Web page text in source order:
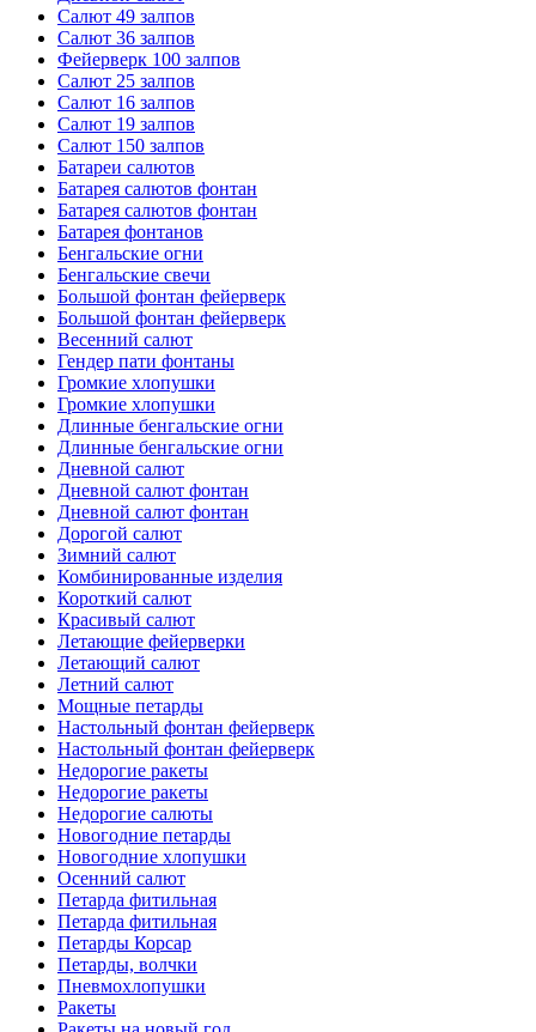
Салют 49 залпов
Салют 36 залпов
Фейерверк 100 залпов
Салют 25 залпов
Салют 16 залпов
Салют 19 залпов
Салют 150 залпов
Батареи салютов
Батарея салютов фонтан
Батарея салютов фонтан
Батарея фонтанов
Бенгальские огни
Бенгальские свечи
Большой фонтан фейерверк
Большой фонтан фейерверк
Весенний салют
Гендер пати фонтаны
Громкие хлопушки
Громкие хлопушки
Длинные бенгальские огни
Длинные бенгальские огни
Дневной салют
Дневной салют фонтан
Дневной салют фонтан
Дорогой салют
Зимний салют
Комбинированные изделия
Короткий салют
Красивый салют
Летающие фейерверки
Летающий салют
Летний салют
Мощные петарды
Настольный фонтан фейерверк
Настольный фонтан фейерверк
Недорогие ракеты
Недорогие ракеты
Недорогие салюты
Новогодние петарды
Новогодние хлопушки
Осенний салют
Петарда фитильная
Петарда фитильная
Петарды Корсар
Петарды, волчки
Пневмохлопушки
Ракеты